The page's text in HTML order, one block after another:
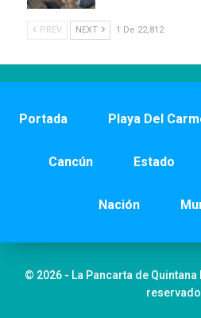
PREV NEXT 1 De 22,812
Portada Playa Del
Cancún Estado
Nación
© 2026 - La Pancarta de